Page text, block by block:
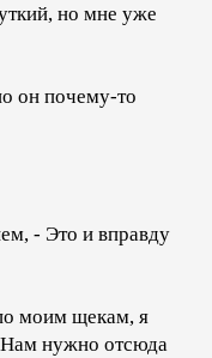
но мне уже
он почему-то
- Это и вправду
моим щекам, я
Нам нужно отсюда